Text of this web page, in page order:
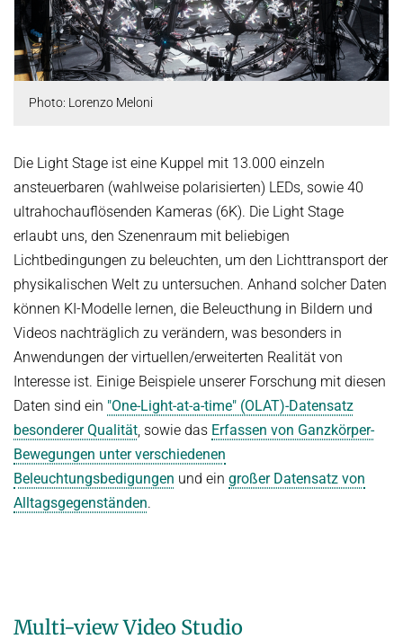
Photo: Lorenzo Meloni
Die Light Stage ist eine Kuppel mit 13.000 einzeln
ansteuerbaren (wahlweise polarisierten) LEDs, sowie 40
ultrahochauflösenden Kameras (6K). Die Light Stage
erlaubt uns, den Szenenraum mit beliebigen
Lichtbedingungen zu beleuchten, um den Lichttransport der
physikalischen Welt zu untersuchen. Anhand solcher Daten
können KI-Modelle lernen, die Beleucthung in Bildern und
Videos nachträglich zu verändern, was besonders in
Anwendungen der virtuellen/erweiterten Realität von
Interesse ist. Einige Beispiele unserer Forschung mit diesen
Daten sind ein "One-Light-at-a-time" (OLAT)-Datensatz
besonderer Qualität , sowie das Erfassen von Ganzkörper-
Bewegungen unter verschiedenen
Beleuchtungsbedigungen und ein großer Datensatz von
Alltagsgegenständen.
Multi-view Video Studio